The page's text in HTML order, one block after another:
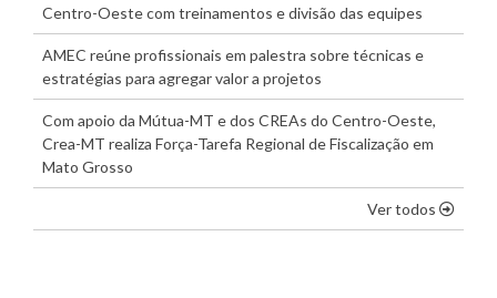
Centro-Oeste com treinamentos e divisão das equipes
AMEC reúne profissionais em palestra sobre técnicas e
estratégias para agregar valor a projetos
Com apoio da Mútua-MT e dos CREAs do Centro-Oeste,
Crea-MT realiza Força-Tarefa Regional de Fiscalização em
Mato Grosso
Ver todos os